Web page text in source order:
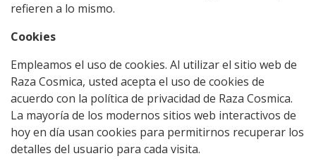
refieren a lo mismo.
Cookies
Empleamos el uso de cookies. Al utilizar el sitio web de
Raza Cosmica, usted acepta el uso de cookies de
acuerdo con la política de privacidad de Raza Cosmica.
La mayoría de los modernos sitios web interactivos de
hoy en día usan cookies para permitirnos recuperar los
detalles del usuario para cada visita.